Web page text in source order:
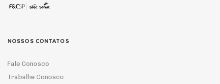
NOSSOS CONTATOS
Fale Conosco
Trabalhe Conosco